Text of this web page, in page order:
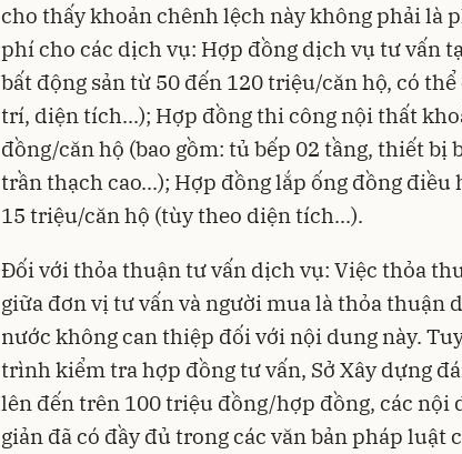
cho thấy khoản chênh lệch này không phải là
phí cho các dịch vụ: Hợp đồng dịch vụ tư vấn
bất động sản từ 50 đến 120 triệu/căn hộ, có
trí, diện tích...); Hợp đồng thi công nội thất
đồng/căn hộ (bao gồm: tủ bếp 02 tầng, thiết bị
trần thạch cao...); Hợp đồng lắp ống đồng điều
15 triệu/căn hộ (tùy theo diện tích...).
Đối với thỏa thuận tư vấn dịch vụ: Việc thỏa
giữa đơn vị tư vấn và người mua là thỏa thuận
nước không can thiệp đối với nội dung này.
trình kiểm tra hợp đồng tư vấn, Sở Xây dựng
lên đến trên 100 triệu đồng/hợp đồng, các nội
giản đã có đầy đủ trong các văn bản pháp luật